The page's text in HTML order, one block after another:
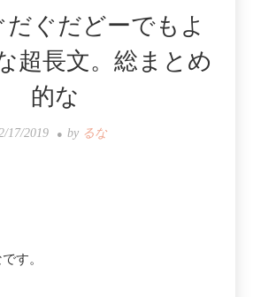
だぐだどーでもよ
超長文。総まとめ
的な
2/17/2019 by るな
す。